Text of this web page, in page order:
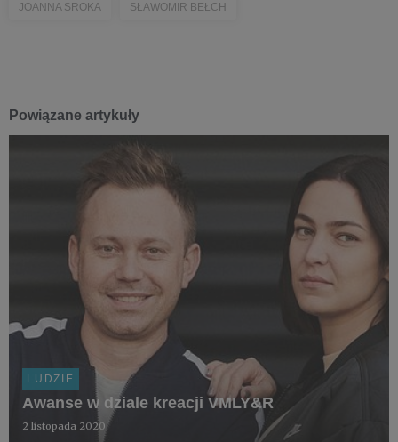
JOANNA SROKA SŁAWOMIR BEŁCH
Powiązane artykuły
LUDZIE
Awanse w dziale kreacji VMLY&R
2 listopada 2020